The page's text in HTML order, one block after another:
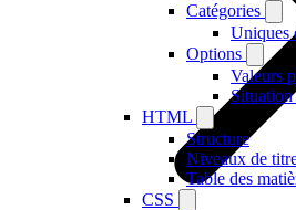
Catégories
Uniques
Options
Valeurs
HTML
Structure
Niveaux de
Table des
CSS